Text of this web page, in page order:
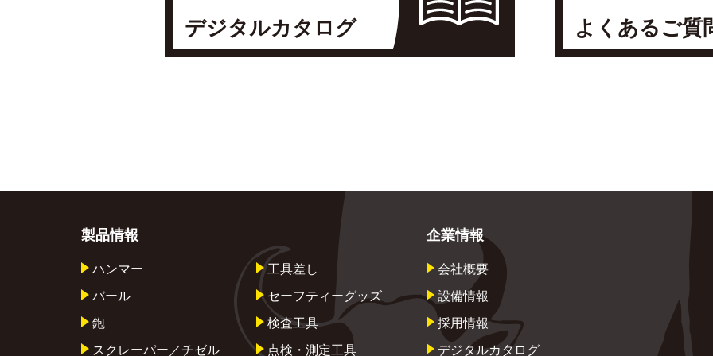
デジタルカタログ よくあるご質
製品情報
ハンマー
バール
鉋
スクレーパー／チゼル
工具差し
セーフティーグッズ
検査工具
点検・測定工具
企業情報
会社概要
設備情報
採用情報
デジタルカタログ